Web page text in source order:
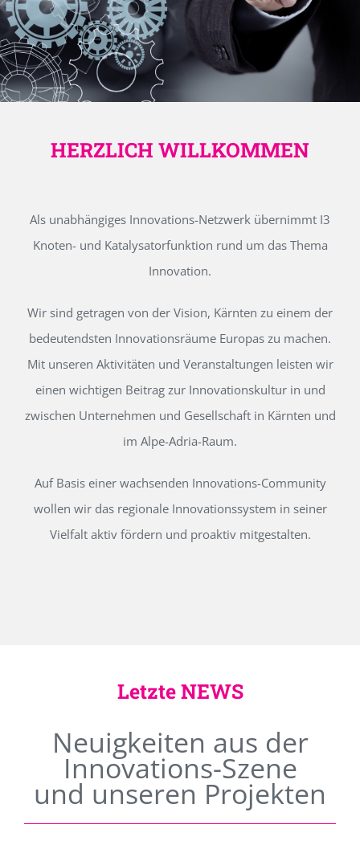
HERZLICH WILLKOMMEN
Als unabhängiges Innovations-Netzwerk übernimmt I3
Knoten- und Katalysatorfunktion rund um das Thema
Innovation.
Wir sind getragen von der Vision, Kärnten zu einem der
bedeutendsten Innovationsräume Europas zu machen.
Mit unseren Aktivitäten und Veranstaltungen leisten wir
einen wichtigen Beitrag zur Innovationskultur in und
zwischen Unternehmen und Gesellschaft in Kärnten und
im Alpe-Adria-Raum.
Auf Basis einer wachsenden Innovations-Community
wollen wir das regionale Innovationssystem in seiner
Vielfalt aktiv fördern und proaktiv mitgestalten.
Letzte NEWS
Neuigkeiten aus der
Innovations-Szene
und unseren Projekten